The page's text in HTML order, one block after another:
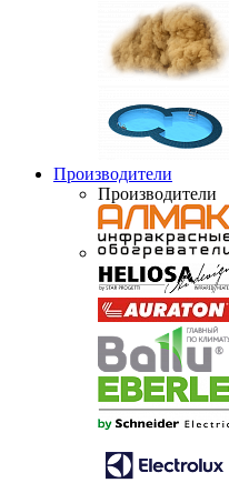
Производители
Производители